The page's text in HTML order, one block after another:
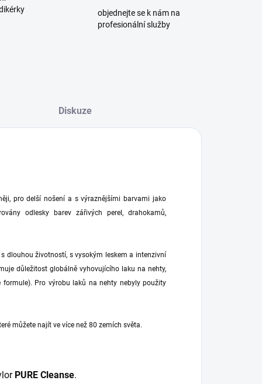
objednejte se k nám na
profesionální služby
Diskuze
pro delší nošení a s výraznějšími barvami jako
odlesky barev zářivých perel, drahokamů,
dlouhou životností, s vysokým leskem a intenzivní
důležitost globálně vyhovujícího laku na nehty,
Pro výrobu laků na nehty nebyly použity
můžete najít ve více než 80 zemích světa.
PURE Cleanse.